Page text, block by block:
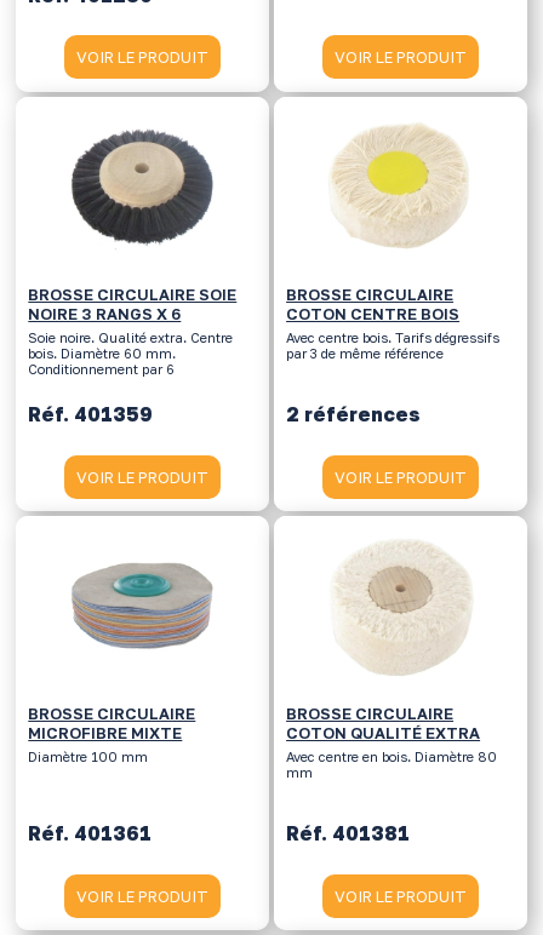
VOIR LE PRODUIT VOIR LE PRODUIT
BROSSE CIRCULAIRE SOIE
NOIRE 3 RANGS X 6
Soie noire. Qualité extra. Centre
bois. Diamètre 60 mm.
Conditionnement par 6
Réf. 401359
VOIR LE PRODUIT
BROSSE CIRCULAIRE
COTON CENTRE BOIS
Avec centre bois. Tarifs dégressifs
par 3 de même référence
2 références
VOIR LE PRODUIT
BROSSE CIRCULAIRE
MICROFIBRE MIXTE
Diamètre 100 mm
Réf. 401361
VOIR LE PRODUIT
BROSSE CIRCULAIRE
COTON QUALITÉ EXTRA
Avec centre en bois. Diamètre 80
mm
Réf. 401381
VOIR LE PRODUIT